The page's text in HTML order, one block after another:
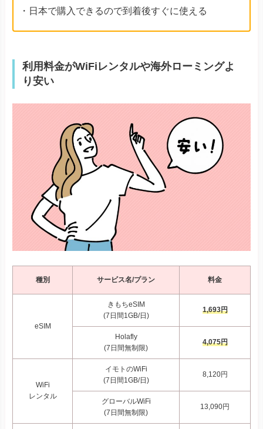
・日本で購入できるので到着後すぐに使える
利用料金がWiFiレンタルや海外ローミングよ
り安い
種別 サービス名/プラン 料金
eSIM
きもちeSIM
(7日間1GB/日)
1,693円
Holafly
(7日間無制限)
4,075円
WiFi
レンタル
イモトのWiFi
(7日間1GB/日)
8,120円
グローバルWiFi
(7日間無制限)
13,090円